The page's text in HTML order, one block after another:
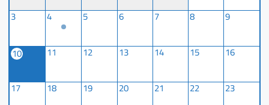
3 4 5 6 7 8 9
10 11 12 13 14 15 16
17 18 19 20 21 22 23